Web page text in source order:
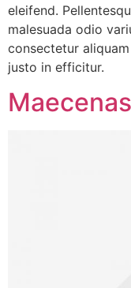
eleifend.
malesuada odio
consectetur
justo in efficitur.